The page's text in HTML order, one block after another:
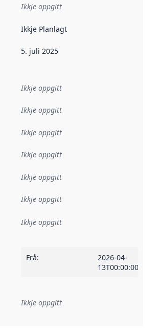
Ikkje oppgitt
:
Ikkje Planlagt
Denne datoen seier når dataa i dette
5. juli 2025
Ikkje oppgitt
Ikkje oppgitt
Ikkje oppgitt
Ikkje oppgitt
Ikkje oppgitt
Ikkje oppgitt
Ikkje oppgitt
Frå:
2026-04-
13T00:00:00Z
Referanse til ei implementeringsregel eller
Ikkje oppgitt